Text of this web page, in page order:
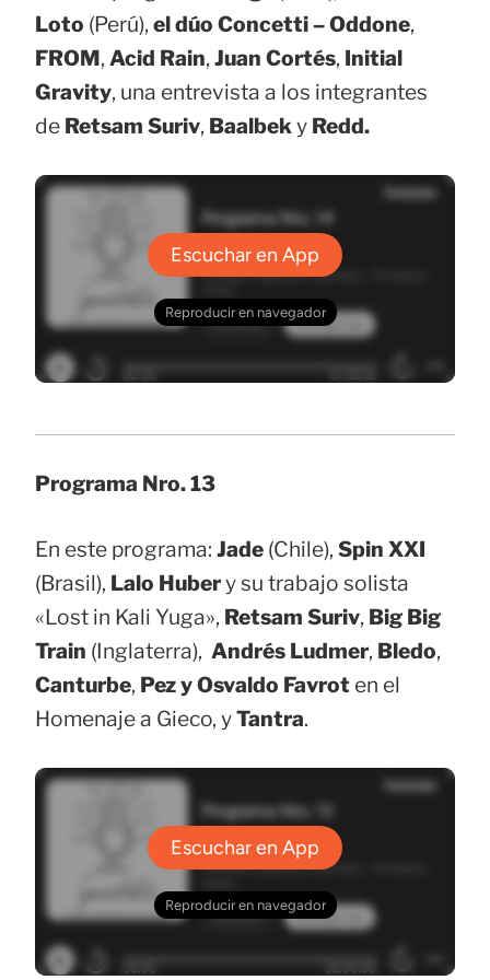
Loto (Perú), el dúo Concetti – Oddone,
FROM, Acid Rain, Juan Cortés, Initial
Gravity, una entrevista a los integrantes
de Retsam Suriv, Baalbek y Redd.
Programa Nro. 13
En este programa: Jade (Chile), Spin XXI
(Brasil), Lalo Hubery su trabajo solista
«Lost in Kali Yuga», Retsam Suriv, Big Big
Train (Inglaterra), Andrés Ludmer, Bledo,
Canturbe, Pez y Osvaldo Favrot en el
Homenaje a Gieco, yTantra.